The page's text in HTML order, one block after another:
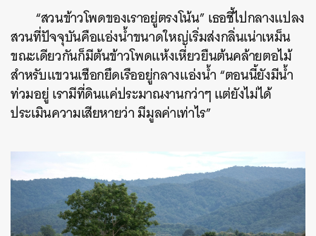
“สวนข้าวโพดของเราอยู่ตรงโน้น” เธอชี้ไปกลางแปลง
สวนที่ปัจจุบันคือแอ่งน้ำขนาดใหญ่เริ่มส่งกลิ่นเน่าเหม็น
ขณะเดียวกันก็มีต้นข้าวโพดแห้งเหี่ยวยืนต้นคล้ายตอไม้
สำหรับแขวนเชือกยึดเรืออยู่กลางแอ่งน้ำ “ตอนนี้ยังมีน้ำ
ท่วมอยู่ เรามีที่ดินแค่ประมาณงานกว่าๆ แต่ยังไม่ได้
ประเมินความเสียหายว่า มีมูลค่าเท่าไร”